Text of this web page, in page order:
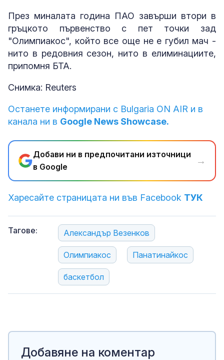
През миналата година ПАО завърши втори в
гръцкото първенство с пет точки зад
"Олимпиакос", който все още не е губил мач -
нито в редовния сезон, нито в елиминациите,
припомня БТА.
Снимка: Reuters
Останете информирани с Bulgaria ON AIR и в
канала ни в Google News Showcase.
Добави ни в предпочитани източници
в Google
→
Харесайте страницата ни във Facebook ТУК
Тагове: Александър Везенков
Олимпиакос Панатинайкос
баскетбол
Добавяне на коментар